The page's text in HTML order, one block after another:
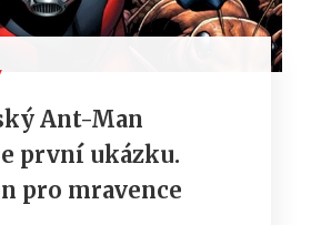
Ant-Man
první ukázku.
pro mravence